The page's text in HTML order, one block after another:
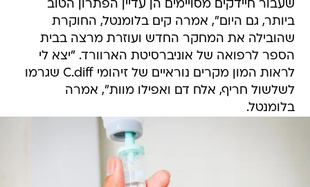
שעבור חיידקים מסויימים הן עדיין הפתרון הטוב
ביותר, גם היום", אמרה קים בלומנטל, החוקרת
שהובילה את המחקר החדש ועוזרת מרצה בבית
הספר לרפואה של אוניברסיטת הארוורד. "יצא לי
לראות המון מקרים נוראיים של זיהומי C.diff שגרמו
לשלשול חריף, אלח דם ואפילו מוות", אמרה
בלומנטל.